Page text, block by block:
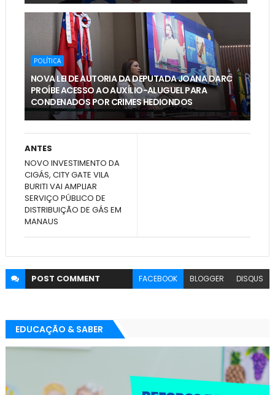
POLÍTICA
NOVA LEI DE AUTORIA DA DEPUTADA JOANA DARC
PROÍBE ACESSO AO AUXÍLIO-ALUGUEL PARA
CONDENADOS POR CRIMES HEDIONDOS
ANTES
NOVO INVESTIMENTO DA
CIGÁS, CITY GATE VILA
BURITI VAI AMPLIAR
SERVIÇO PÚBLICO DE
DISTRIBUIÇÃO DE GÁS EM
MANAUS
POST COMMENT FACEBOOK BLOGGER DISQUS
EDUCAÇÃO & SABER